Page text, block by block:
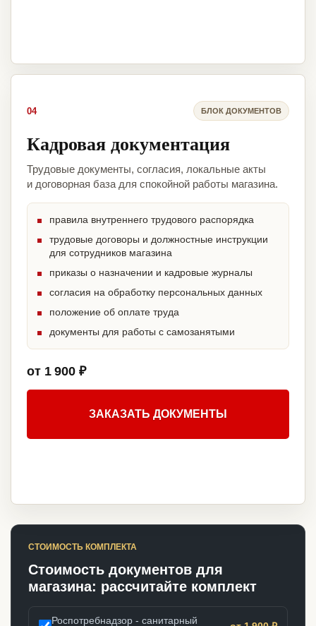
04 БЛОК ДОКУМЕНТОВ
Кадровая документация
Трудовые документы, согласия, локальные акты
и договорная база для спокойной работы магазина.
правила внутреннего трудового распорядка
трудовые договоры и должностные инструкции
для сотрудников магазина
приказы о назначении и кадровые журналы
согласия на обработку персональных данных
положение об оплате труда
документы для работы с самозанятыми
от 1 900 ₽
ЗАКАЗАТЬ ДОКУМЕНТЫ
СТОИМОСТЬ КОМПЛЕКТА
Стоимость документов для
магазина: рассчитайте комплект
Роспотребнадзор - санитарный